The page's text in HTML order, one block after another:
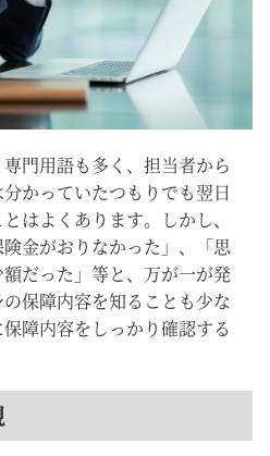
門用語も多く、担当者から
かっていたつもりでも翌日
はよくあります。しかし、
険金がおりなかった」、「思
だった」等と、万が一が発
保障内容を知ることも少な
障内容をしっかり確認する